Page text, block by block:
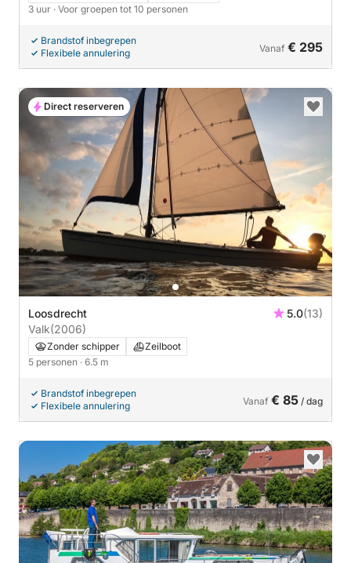
3 uur · Voor groepen tot 10 personen
Brandstof inbegrepen
Flexibele annulering
Vanaf € 295
Loosdrecht 5.0(13)
Valk(2006)
Zonder schipper
Zeilboot
5 personen · 6.5 m
Brandstof inbegrepen
Flexibele annulering
Vanaf € 85 / dag
Direct reserveren